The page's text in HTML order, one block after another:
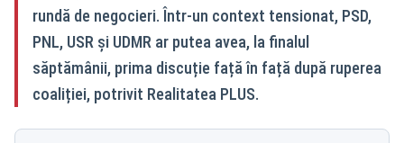
rundă de negocieri. Într-un context tensionat, PSD,
PNL, USR și UDMR ar putea avea, la finalul
săptămânii, prima discuție față în față după ruperea
coaliției, potrivit Realitatea PLUS.